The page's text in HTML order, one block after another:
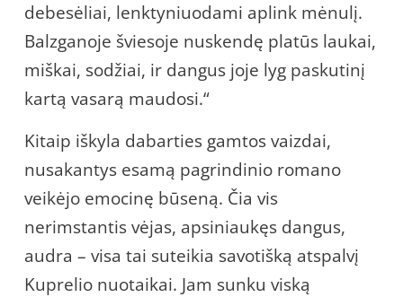
debesėliai, lenktyniuodami aplink mėnulį.
Balzganoje šviesoje nuskendę platūs laukai,
miškai, sodžiai, ir dangus joje lyg paskutinį
kartą vasarą maudosi.“
Kitaip iškyla dabarties gamtos vaizdai,
nusakantys esamą pagrindinio romano
veikėjo emocinę būseną. Čia vis
nerimstantis vėjas, apsiniaukęs dangus,
audra – visa tai suteikia savotišką atspalvį
Kuprelio nuotaikai. Jam sunku viską